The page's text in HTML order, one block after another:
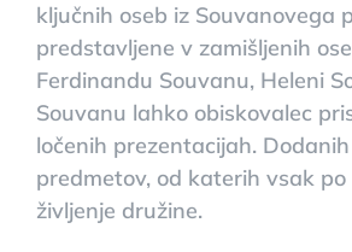
ključnih oseb iz Souvanovega
predstavljene v zamišljenih
Ferdinandu Souvanu, Heleni
Souvanu lahko obiskovalec
ločenih prezentacijah.
predmetov, od katerih vsak po
življenje družine.